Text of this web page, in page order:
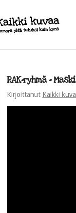
RAK-ryhmä – Maski
Kirjoittanut Kaikki